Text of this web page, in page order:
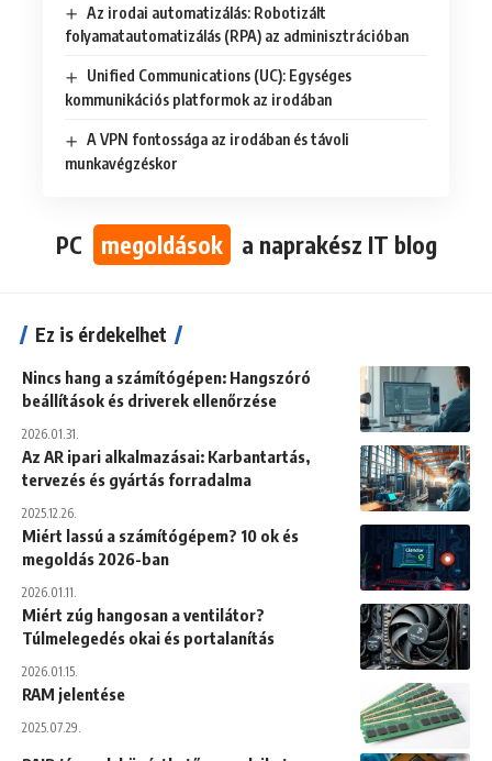
Az irodai automatizálás: Robotizált
folyamatautomatizálás (RPA) az adminisztrációban
Unified Communications (UC): Egységes
kommunikációs platformok az irodában
A VPN fontossága az irodában és távoli
munkavégzéskor
PC megoldások a naprakész IT blog
Ez is érdekelhet
Nincs hang a számítógépen: Hangszóró
beállítások és driverek ellenőrzése
2026.01.31.
Az AR ipari alkalmazásai: Karbantartás,
tervezés és gyártás forradalma
2025.12.26.
Miért lassú a számítógépem? 10 ok és
megoldás 2026-ban
2026.01.11.
Miért zúg hangosan a ventilátor?
Túlmelegedés okai és portalanítás
2026.01.15.
RAM jelentése
2025.07.29.